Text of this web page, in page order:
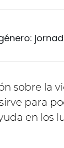
sobre la
para
en los